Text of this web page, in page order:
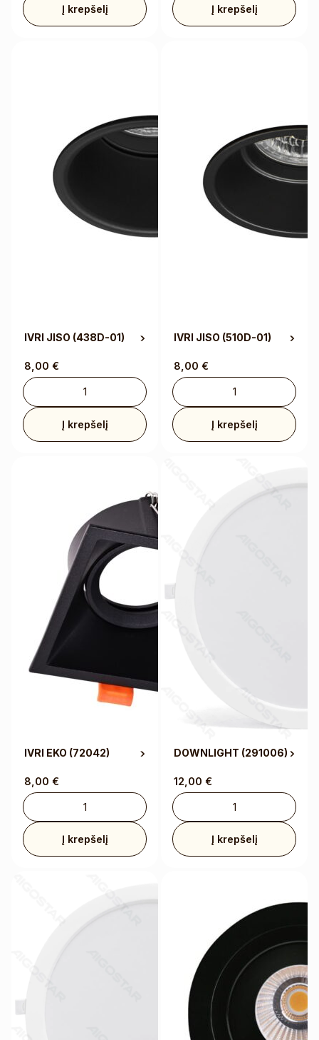
Į krepšelį Į krepšelį
IVRI JISO (438D-01)
8,00 €
Į krepšelį
IVRI JISO (510D-01)
8,00 €
Į krepšelį
IVRI EKO (72042)
8,00 €
Į krepšelį
DOWNLIGHT (291006)
12,00 €
Į krepšelį